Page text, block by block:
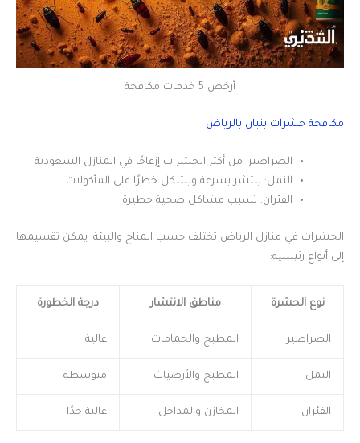
أرخص 5 خدمات مكافحة
مكافحة حشرات بنبان بالرياض
الصراصير: من أكثر الحشرات إزعاجًا في المنازل السعودية
النمل: ينتشر بسرعة ويشكل خطرًا على المأكولات
الفئران: تسبب مشاكل صحية خطيرة
الحشرات في منازل الرياض تختلف حسب المناخ والبيئة. يمكن تقسيمها
إلى أنواع رئيسية:
نوع الحشرة مناطق الانتشار درجة الخطورة
الصراصير المطبخ والحمامات عالية
النمل المطبخ والأرضيات متوسطة
الفئران المخازن والمداخل عالية جدًا